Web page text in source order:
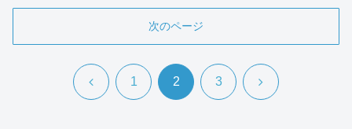
次のページ
前 1 2 3 次